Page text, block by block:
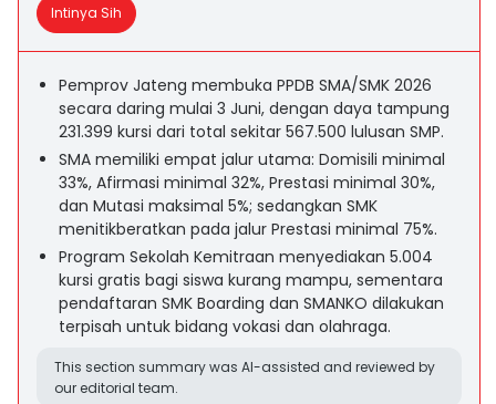
Intinya Sih
Pemprov Jateng membuka PPDB SMA/SMK 2026
secara daring mulai 3 Juni, dengan daya tampung
231.399 kursi dari total sekitar 567.500 lulusan SMP.
SMA memiliki empat jalur utama: Domisili minimal
33%, Afirmasi minimal 32%, Prestasi minimal 30%,
dan Mutasi maksimal 5%; sedangkan SMK
menitikberatkan pada jalur Prestasi minimal 75%.
Program Sekolah Kemitraan menyediakan 5.004
kursi gratis bagi siswa kurang mampu, sementara
pendaftaran SMK Boarding dan SMANKO dilakukan
terpisah untuk bidang vokasi dan olahraga.
This section summary was AI-assisted and reviewed by
our editorial team.